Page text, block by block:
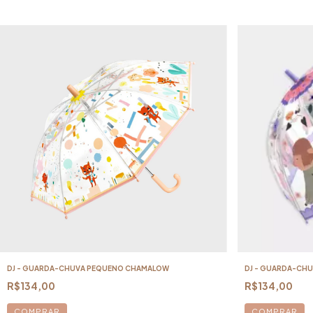
DJ - GUARDA-CHUVA PEQUENO CHAMALOW
R$134,00
DJ - GUARDA-
R$134,00